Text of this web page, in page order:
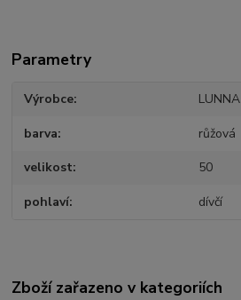
Parametry
Výrobce LUNNA
barva růžová
velikost 50
pohlaví dívčí
Zboží zařazeno v kategoriích